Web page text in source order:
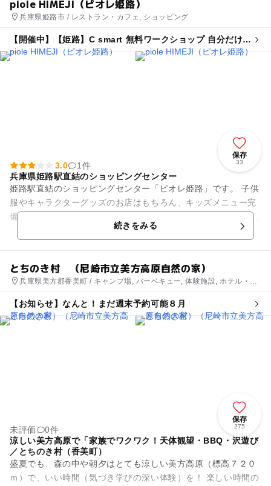
piole HIMEJI（ピオレ姫路）
兵庫県姫路市 / レストラン・カフェ, ショッピング
【開催中】【姫路】C smart 無料ワークショップ 自分だけの
うちわを作ろう
保存
33
3.0
1件
兵庫県姫路駅直結のショッピングセンター
姫路駅直結のショッピングセンター「ピオレ姫路」です。 子供
服やキャラクターグッズのお店はもちろん、キッズメニュー完
備のレストランもあります。 姫路城を見渡せる屋上や思わず夢
続きをみる
とちのき村 （尼崎市立美方高原自然の家）
兵庫県美方郡香美町 / キャンプ場, バーベキュー, 体験施設, ホテル・旅
【お知らせ】なんと！まだ週末予約可能８月
保存
275
未評価
0件
涼しい美方高原で「家族でワクワク！天体観望・BBQ・沢遊び
／とちのき村（香美町）
盛夏でも、森の中や朝夕はとても涼しい美方高原（標高７２０
ｍ）で、いい時間（気づき学びの深い体験）を！ 楽しい時間の